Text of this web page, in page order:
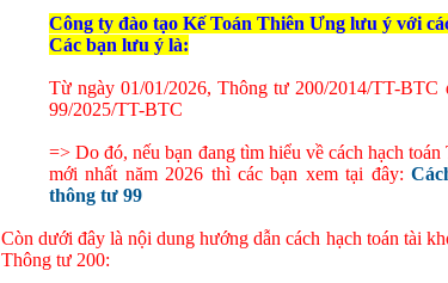
Công ty đào tạo Kế Toán Thiên Ưng lưu ý với
Các bạn lưu ý là:
Từ ngày 01/01/2026, Thông tư 200/2014/TT-
99/2025/TT-BTC
=> Do đó, nếu bạn đang tìm hiểu về cách hạch
mới nhất năm 2026 thì các bạn xem tại đây:
thông tư 99
Còn dưới đây là nội dung hướng dẫn cách hạch toán tài
Thông tư 200: